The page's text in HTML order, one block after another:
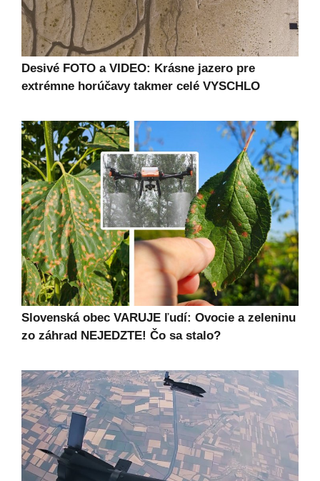
Desivé FOTO a VIDEO: Krásne jazero pre
extrémne horúčavy takmer celé VYSCHLO
Slovenská obec VARUJE ľudí: Ovocie a zeleninu
zo záhrad NEJEDZTE! Čo sa stalo?